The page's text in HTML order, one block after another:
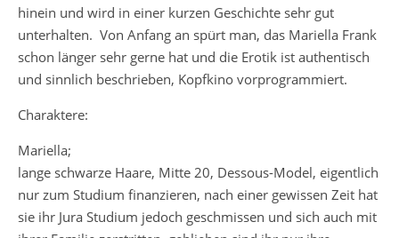
hinein und wird in einer kurzen Geschichte sehr gut
unterhalten. Von Anfang an spürt man, das Mariella Frank
schon länger sehr gerne hat und die Erotik ist authentisch
und sinnlich beschrieben, Kopfkino vorprogrammiert.
Charaktere:
Mariella;
lange schwarze Haare, Mitte 20, Dessous-Model, eigentlich
nur zum Studium finanzieren, nach einer gewissen Zeit hat
sie ihr Jura Studium jedoch geschmissen und sich auch mit